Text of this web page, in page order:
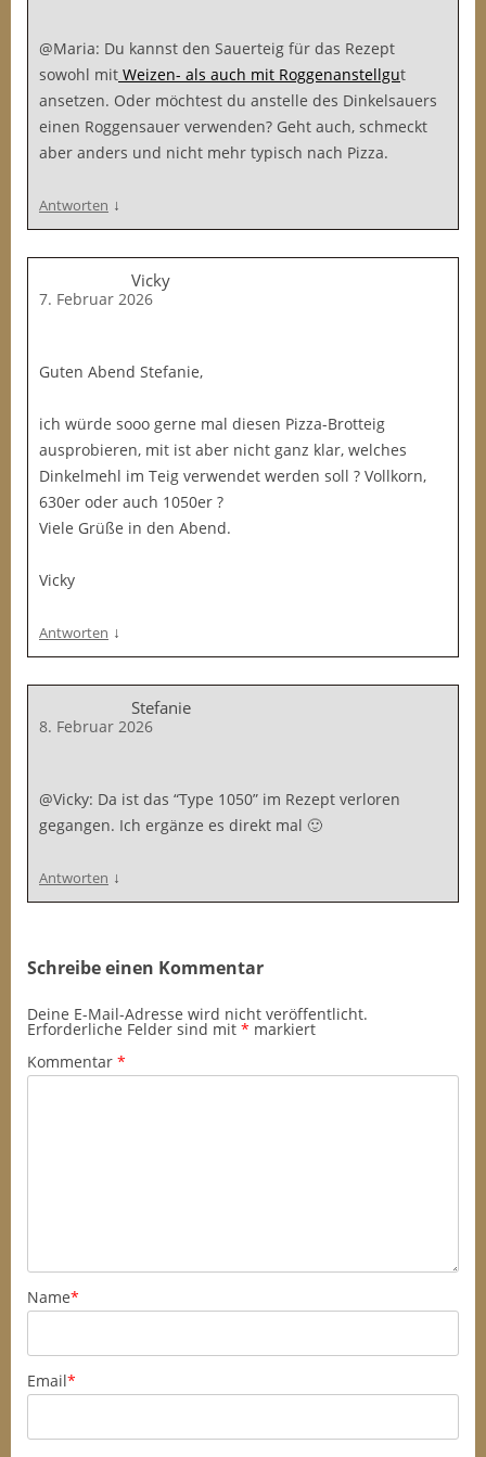
@Maria: Du kannst den Sauerteig für das Rezept
sowohl mit Weizen- als auch mit Roggenanstellgut
ansetzen. Oder möchtest du anstelle des Dinkelsauers
einen Roggensauer verwenden? Geht auch, schmeckt
aber anders und nicht mehr typisch nach Pizza.
Antworten ↓
Vicky
7. Februar 2026
Guten Abend Stefanie,
ich würde sooo gerne mal diesen Pizza-Brotteig
ausprobieren, mit ist aber nicht ganz klar, welches
Dinkelmehl im Teig verwendet werden soll ? Vollkorn,
630er oder auch 1050er ?
Viele Grüße in den Abend.
Vicky
Antworten ↓
Stefanie
8. Februar 2026
@Vicky: Da ist das “Type 1050” im Rezept verloren
gegangen. Ich ergänze es direkt mal 🙂
Antworten ↓
Schreibe einen Kommentar
Deine E-Mail-Adresse wird nicht veröffentlicht.
Erforderliche Felder sind mit * markiert
Kommentar *
Name*
Email*